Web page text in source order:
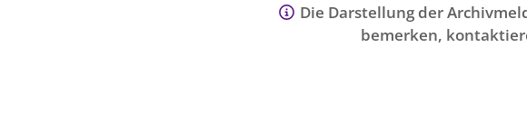
Die Darstellung der
bemerken,